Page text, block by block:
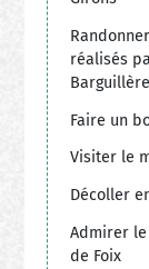
réalisés
Barguillère
Faire un
Visiter le
Décoller
Admirer
de Foix